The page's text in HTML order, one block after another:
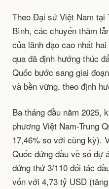
Theo Đại sứ Việt Nam tại
Bình, các chuyến thăm
của lãnh đạo cao nhất
qua đã định hướng thúc
Quốc bước sang giai
và bền vững, theo định
Ba tháng đầu năm 2025,
phương Việt Nam-Trung
17,46% so với cùng kỳ).
Quốc đứng đầu về số dự
đứng thứ 3/110 đối tác
vốn với 4,73 tỷ USD